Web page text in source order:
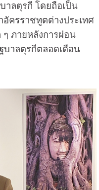
าลตุรกี โดยถือเป็น
ครราชทูตต่างประเทศ
ภายหลังการผ่อน
บาลตุรกีตลอดเดือน